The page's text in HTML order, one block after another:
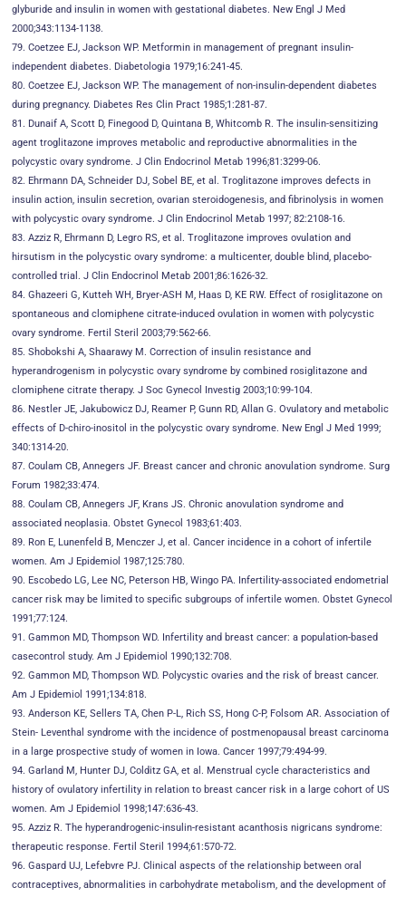
glyburide and insulin in women with gestational diabetes. New Engl J Med
2000;343:1134-1138.
79. Coetzee EJ, Jackson WP. Metformin in management of pregnant insulin-
independent diabetes. Diabetologia 1979;16:241-45.
80. Coetzee EJ, Jackson WP. The management of non-insulin-dependent diabetes
during pregnancy. Diabetes Res Clin Pract 1985;1:281-87.
81. Dunaif A, Scott D, Finegood D, Quintana B, Whitcomb R. The insulin-sensitizing
agent troglitazone improves metabolic and reproductive abnormalities in the
polycystic ovary syndrome. J Clin Endocrinol Metab 1996;81:3299-06.
82. Ehrmann DA, Schneider DJ, Sobel BE, et al. Troglitazone improves defects in
insulin action, insulin secretion, ovarian steroidogenesis, and fibrinolysis in women
with polycystic ovary syndrome. J Clin Endocrinol Metab 1997; 82:2108-16.
83. Azziz R, Ehrmann D, Legro RS, et al. Troglitazone improves ovulation and
hirsutism in the polycystic ovary syndrome: a multicenter, double blind, placebo-
controlled trial. J Clin Endocrinol Metab 2001;86:1626-32.
84. Ghazeeri G, Kutteh WH, Bryer-ASH M, Haas D, KE RW. Effect of rosiglitazone on
spontaneous and clomiphene citrate-induced ovulation in women with polycystic
ovary syndrome. Fertil Steril 2003;79:562-66.
85. Shobokshi A, Shaarawy M. Correction of insulin resistance and
hyperandrogenism in polycystic ovary syndrome by combined rosiglitazone and
clomiphene citrate therapy. J Soc Gynecol Investig 2003;10:99-104.
86. Nestler JE, Jakubowicz DJ, Reamer P, Gunn RD, Allan G. Ovulatory and metabolic
effects of D-chiro-inositol in the polycystic ovary syndrome. New Engl J Med 1999;
340:1314-20.
87. Coulam CB, Annegers JF. Breast cancer and chronic anovulation syndrome. Surg
Forum 1982;33:474.
88. Coulam CB, Annegers JF, Krans JS. Chronic anovulation syndrome and
associated neoplasia. Obstet Gynecol 1983;61:403.
89. Ron E, Lunenfeld B, Menczer J, et al. Cancer incidence in a cohort of infertile
women. Am J Epidemiol 1987;125:780.
90. Escobedo LG, Lee NC, Peterson HB, Wingo PA. Infertility-associated endometrial
cancer risk may be limited to specific subgroups of infertile women. Obstet Gynecol
1991;77:124.
91. Gammon MD, Thompson WD. Infertility and breast cancer: a population-based
casecontrol study. Am J Epidemiol 1990;132:708.
92. Gammon MD, Thompson WD. Polycystic ovaries and the risk of breast cancer.
Am J Epidemiol 1991;134:818.
93. Anderson KE, Sellers TA, Chen P-L, Rich SS, Hong C-P, Folsom AR. Association of
Stein- Leventhal syndrome with the incidence of postmenopausal breast carcinoma
in a large prospective study of women in Iowa. Cancer 1997;79:494-99.
94. Garland M, Hunter DJ, Colditz GA, et al. Menstrual cycle characteristics and
history of ovulatory infertility in relation to breast cancer risk in a large cohort of US
women. Am J Epidemiol 1998;147:636-43.
95. Azziz R. The hyperandrogenic-insulin-resistant acanthosis nigricans syndrome:
therapeutic response. Fertil Steril 1994;61:570-72.
96. Gaspard UJ, Lefebvre PJ. Clinical aspects of the relationship between oral
contraceptives, abnormalities in carbohydrate metabolism, and the development of